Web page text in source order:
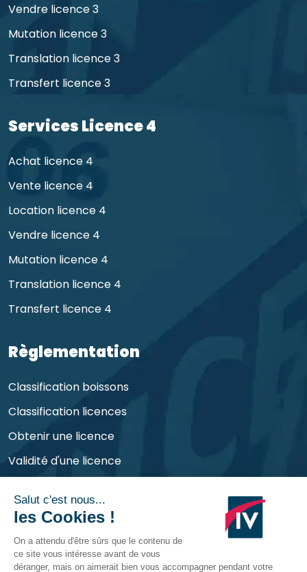
Vendre licence 3
Mutation licence 3
Translation licence 3
Transfert licence 3
Services Licence 4
Achat licence 4
Vente licence 4
Location licence 4
Vendre licence 4
Mutation licence 4
Translation licence 4
Transfert licence 4
Règlementation
Classification boissons
Classification licences
Obtenir une licence
Validité d'une licence